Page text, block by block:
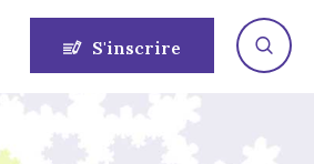
S'inscrire